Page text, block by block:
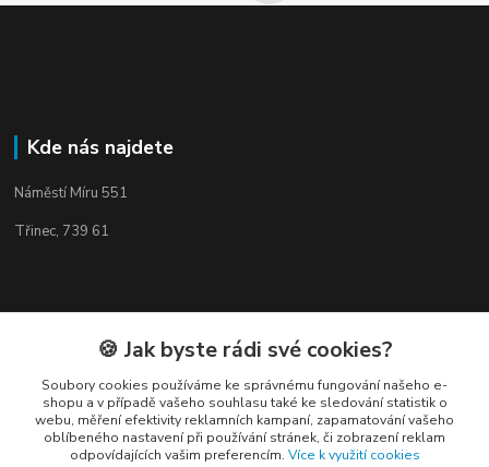
Kde nás najdete
Náměstí Míru 551
Třinec, 739 61
Kontakty🍪 Jak byste rádi své cookies?
Soubory cookies používáme ke správnému fungování našeho e-
shopu a v případě vašeho souhlasu také ke sledování statistik o
webu, měření efektivity reklamních kampaní, zapamatování vašeho
oblíbeného nastavení při používání stránek, či zobrazení reklam
odpovídajících vašim preferencím. Více k využití cookies